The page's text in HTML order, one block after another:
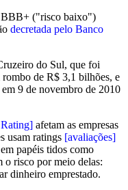
BBB+ ("risco baixo")
decretada pelo Banco
do Sul, que foi
de R$ 3,1 bilhões, e
9 de novembro de 2010
afetam as empresas
usam ratings [avaliações]
papéis tidos como
o risco por meio delas:
dinheiro emprestado.